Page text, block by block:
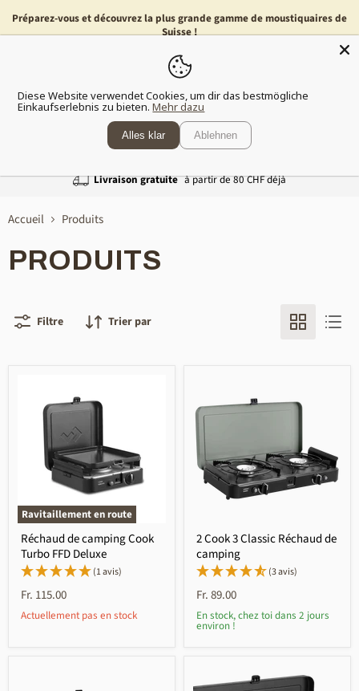
Préparez-vous et découvrez la plus grande gamme de moustiquaires de
Suisse !
Menu
Livraison gratuite à partir de 80 CHF déjà
Accueil Produits
PRODUITS
Filtre Trier par
Ravitaillement en route
Réchaud de camping Cook
Turbo FFD Deluxe
(1 avis)
Fr. 115.00
Actuellement pas en stock
2 Cook 3 Classic Réchaud de
camping
(3 avis)
Fr. 89.00
En stock, chez toi dans 2 jours
environ !
Diese Website verwendet Cookies, um dir das bestmögliche
Einkaufserlebnis zu bieten. Mehr dazu
Alles klar Ablehnen